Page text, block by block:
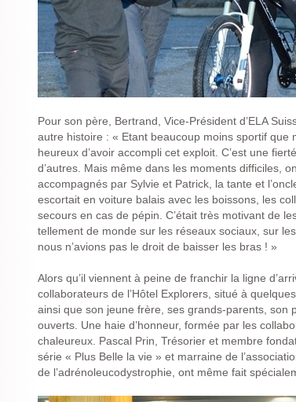
Pour son père, Bertrand, Vice-Président d’ELA
autre histoire : « Etant beaucoup moins sportif que
heureux d’avoir accompli cet exploit. C’est une
d’autres. Mais même dans les moments difficiles,
accompagnés par Sylvie et Patrick, la tante et
escortait en voiture balais avec les boissons, les
secours en cas de pépin. C’était très motivant de
tellement de monde sur les réseaux sociaux, sur
nous n’avions pas le droit de baisser les bras ! »
Alors qu’il viennent à peine de franchir la ligne
collaborateurs de l’Hôtel Explorers, situé à
ainsi que son jeune frère, ses grands-parents, son
ouverts. Une haie d’honneur, formée par les
chaleureux. Pascal Prin, Trésorier et membre
série « Plus Belle la vie » et marraine de
de l’adrénoleucodystrophie, ont même fait